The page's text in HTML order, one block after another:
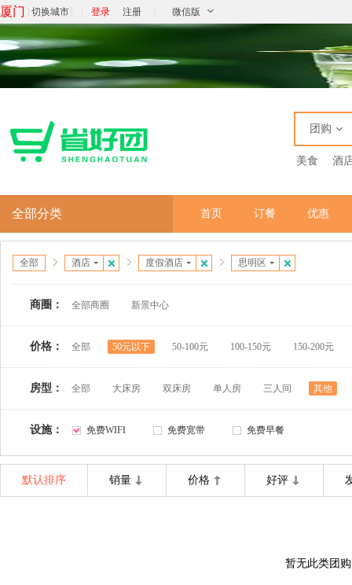
厦门 切换城市 登录 注册 微信版
团购
美食 酒
全部分类 首页 订餐 优惠
全部 酒店 度假酒店 思明区
商圈： 全部商圈 新景中心
价格： 全部 50元以下 50-100元 100-150元 150-200元
房型： 全部 大床房 双床房 单人房 三人间 其他
设施： 免费WIFI 免费宽带 免费早餐
默认排序 销量 价格 好评
暂无此类团